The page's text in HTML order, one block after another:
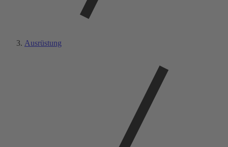
Ausrüstung